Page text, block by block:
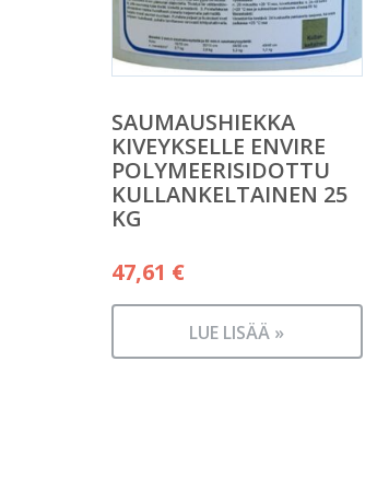
SAUMAUSHIEKKA
KIVEYKSELLE ENVIRE
POLYMEERISIDOTTU
KULLANKELTAINEN 25
KG
47,61 €
LUE LISÄÄ »